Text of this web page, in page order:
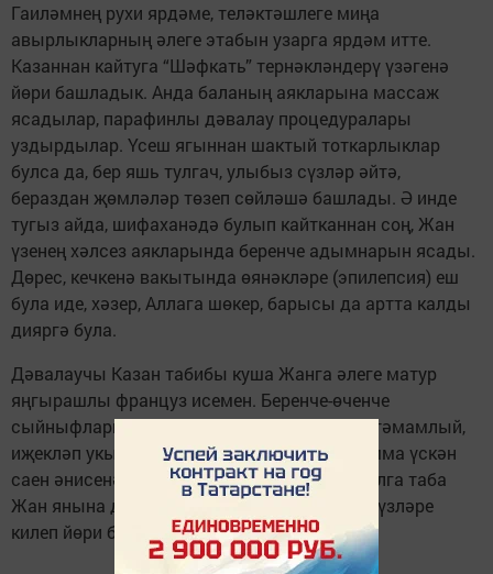
Гаиләмнең рухи ярдәме, теләктәшлеге миңа
авырлыкларның әлеге этабын узарга ярдәм итте.
Казаннан кайтуга “Шәфкать” тернәкләндерү үзәгенә
йөри башладык. Анда баланың аякларына массаж
ясадылар, парафинлы дәвалау процедуралары
уздырдылар. Үсеш ягыннан шактый тоткарлыклар
булса да, бер яшь тулгач, улыбыз сүзләр әйтә,
бераздан җөмләләр төзеп сөйләшә башлады. Ә инде
тугыз айда, шифаханәдә булып кайтканнан соң, Жан
үзенең хәлсез аякларында беренче адымнарын ясады.
Дөрес, кечкенә вакытында өянәкләре (эпилепсия) еш
була иде, хәзер, Аллага шөкер, барысы да артта калды
дияргә була.
Дәвалаучы Казан табибы куша Жанга әлеге матур
яңгырашлы француз исемен. Беренче-өченче
сыйныфларны ул Кукмара гимназиясендә тәмамлый,
иҗекләп укырга, санарга, язарга өйрәнә. Әмма үскән
саен әнисенә аны болай йөртү кыенлаша. Алга таба
Жан янына дүртенче мәктәп укытучылары үзләре
килеп йөри башлый.